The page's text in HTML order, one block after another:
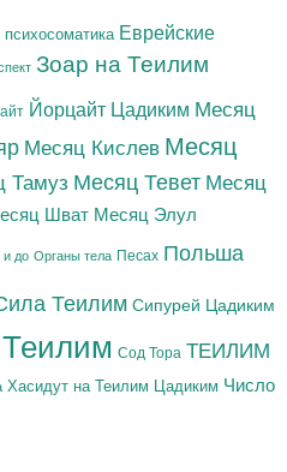
психосоматика Еврейские
Зоар на Теилим
Йорцайт Цадиким Месяц
Месяц Кислев Месяц
Тамуз Месяц Тевет Месяц
Шват Месяц Элул
и до Органы тела Песах Польша
Теилим Сипурей Цадиким
Сод Тора ТЕИЛИМ
Хасидут на Теилим Цадиким Число